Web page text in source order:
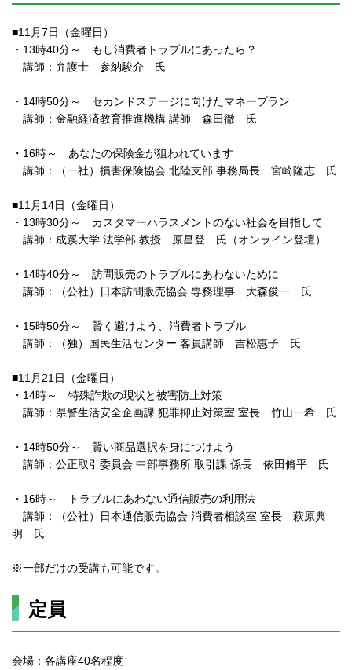
■11月7日（金曜日）
・13時40分～ もし消費者トラブルにあったら？
講師：弁護士 参納駿介 氏
・14時50分～ セカンドステージに向けたマネープラン
講師：金融経済教育推進機構 講師 森田徹 氏
・16時～ あなたの保険金が狙われています
講師：（一社）損害保険協会 北陸支部 事務局長 宮崎隆志 氏
■11月14日（金曜日）
・13時30分～ カスタマーハラスメントのない社会を目指して
講師：成蹊大学 法学部 教授 原昌登 氏（オンライン登壇）
・14時40分～ 訪問販売のトラブルにあわないために
講師：（公社）日本訪問販売協会 専務理事 大森俊一 氏
・15時50分～ 賢く避けよう、消費者トラブル
講師：（独）国民生活センター 客員講師 吉松惠子 氏
■11月21日（金曜日）
・14時～ 特殊詐欺の現状と被害防止対策
講師：県警生活安全企画課 犯罪抑止対策室 室長 竹山一希 氏
・14時50分～ 賢い商品選択を身につけよう
講師：公正取引委員会 中部事務所 取引課 係長 依田脩平 氏
・16時～ トラブルにあわない通信販売の利用法
講師：（公社）日本通信販売協会 消費者相談室 室長 萩原典
明 氏
※一部だけの受講も可能です。
定員
会場：各講座40名程度